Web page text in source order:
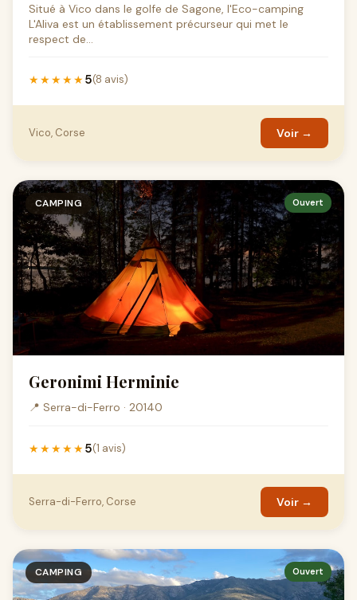
Situé à Vico dans le golfe de Sagone, l'Eco-camping
L'Aliva est un établissement précurseur qui met le
respect de...
★★★★★5(8 avis)
Vico, Corse Voir →
CAMPING Ouvert
Geronimi Herminie
📍 Serra-di-Ferro · 20140
★★★★★5(1 avis)
Serra-di-Ferro, Corse Voir →
CAMPING Ouvert